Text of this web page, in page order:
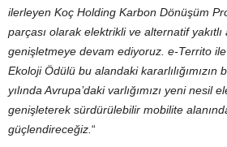
ilerleyen Koç Holding Karbon Dönüşüm
parçası olarak elektrikli ve alternatif
genişletmeye devam ediyoruz. e-Territo ile
Ekoloji Ödülü bu alandaki kararlılığımızın
yılında Avrupa’daki varlığımızı yeni nesil
genişleterek sürdürülebilir mobilite
güçlendireceğiz. “